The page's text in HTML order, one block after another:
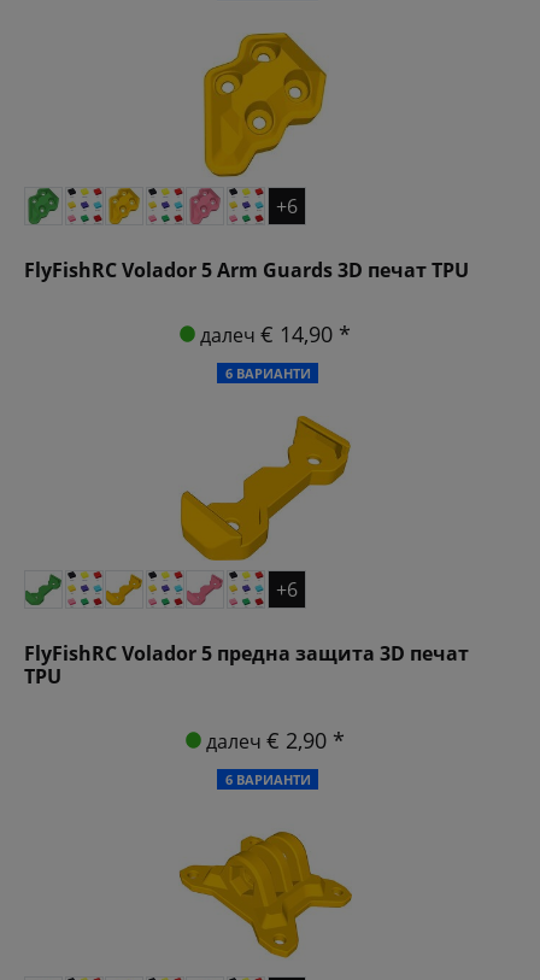
+6
FlyFishRC Volador 5 Arm Guards 3D печат TPU
далеч€ 14,90 *
6 ВАРИАНТИ
+6
FlyFishRC Volador 5 предна защита 3D печат
TPU
далеч€ 2,90 *
6 ВАРИАНТИ